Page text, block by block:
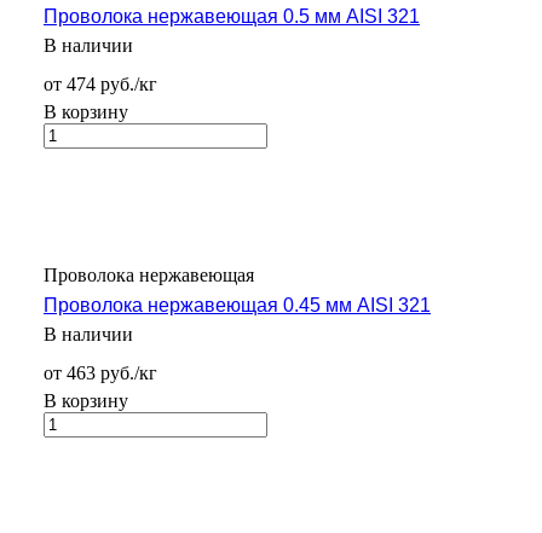
Проволока нержавеющая 0.5 мм AISI 321
В наличии
от 474 руб./кг
В корзину
Проволока нержавеющая
Проволока нержавеющая 0.45 мм AISI 321
В наличии
от 463 руб./кг
В корзину